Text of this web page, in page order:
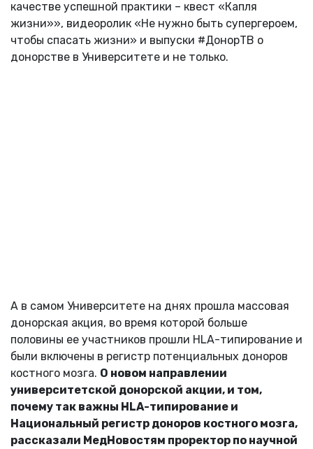
качестве успешной практики – квест «Капля
жизни»», видеоролик «Не нужно быть супергероем,
чтобы спасать жизни» и выпуски #ДонорТВ о
донорстве в Университете и не только.
А в самом Университете на днях прошла массовая
донорская акция, во время которой больше
половины ее участников прошли HLA-типирование и
были включены в регистр потенциальных доноров
костного мозга. О новом направлении
университетской донорской акции, и том,
почему так важны HLA-типирование и
Национальный регистр доноров костного мозга,
рассказали МедНовостям проректор по научной